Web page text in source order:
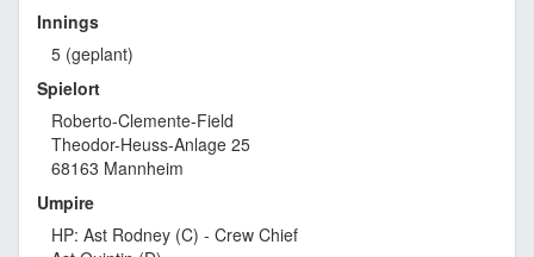
Innings
5 (geplant)
Spielort
Roberto-Clemente-Field
Theodor-Heuss-Anlage 25
68163 Mannheim
Umpire
HP: Ast Rodney (C) - Crew Chief